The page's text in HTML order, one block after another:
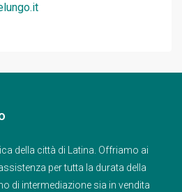
della città di Latina. Offriamo ai
per tutta la durata della
di intermediazione sia in vendita